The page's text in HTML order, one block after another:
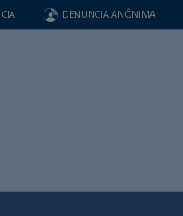
DENUNCIA ANÔNIMA